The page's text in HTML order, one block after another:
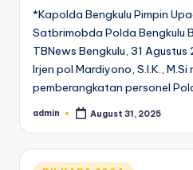
*Kapolda Bengkulu Pimpin
Satbrimobda Polda Bengkulu
TBNews Bengkulu, 31
Irjen pol Mardiyono, S.I.K.,
pemberangkatan personel
Posted
admin August 31, 2025